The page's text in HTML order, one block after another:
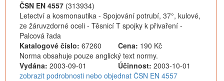
ČSN EN 4557 (313934)
Letectví a kosmonautika - Spojování potrubí, 37°, kulové,
ze žáruvzdorné oceli - Těsnicí T spojky k přivaření -
Palcová řada
Katalogové číslo: 67260 Cena: 190 Kč
Norma obsahuje pouze anglický text normy.
Vydána: 2003-09-01 Účinnost: 2003-10-01
zobrazit podrobnosti nebo objednat ČSN EN 4557